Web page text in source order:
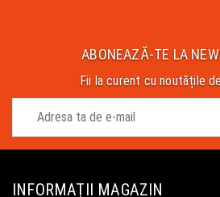
ABONEAZĂ-TE LA
Fii la curent cu noutățile
INFORMAȚII MAGAZIN